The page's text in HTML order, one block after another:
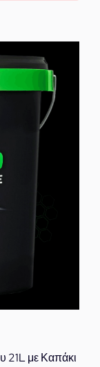
21L με Καπάκι